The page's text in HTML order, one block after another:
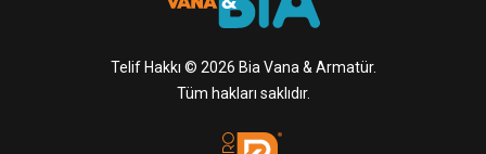
Telif Hakkı © 2026 Bia Vana & Armatür.
Tüm hakları saklıdır.